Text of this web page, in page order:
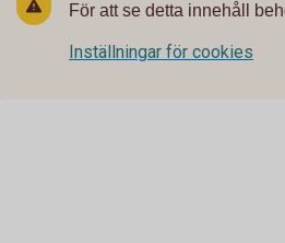
För att se detta innehåll
Inställningar för cookies